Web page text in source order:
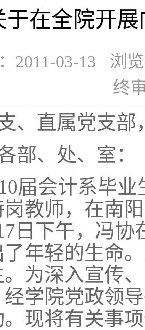
于在全院开
2011-03-13 浏
终
、直属党支部
部、处、室：
届会计系毕
教师，在南
日下午，冯
年轻的生命
为深入宣传
学院党政领
现将有关事